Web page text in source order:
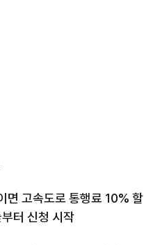
면 고속도로 통행료 10% 할
터 신청 시작